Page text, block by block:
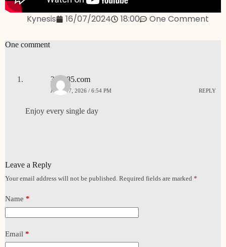
Kynesis 16/07/2024 18:00 One Comment
One comment
333985.com
JUNE 17, 2026 / 6:54 PM REPLY
Enjoy every single day
Leave a Reply
Your email address will not be published. Required fields are marked *
Name *
Email *